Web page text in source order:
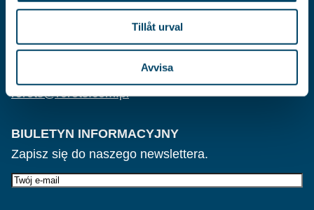
Tillåt urval
Avvisa
TEL.
rorets@rorets.com.pl
BIULETYN INFORMACYJNY
Zapisz się do naszego newslettera.
E-